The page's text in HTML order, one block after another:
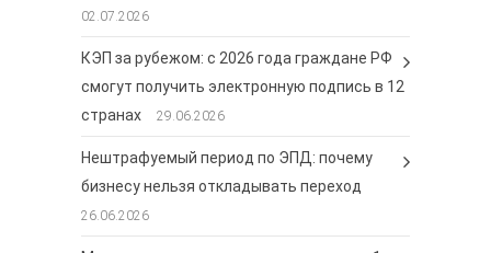
02.07.2026
КЭП за рубежом: с 2026 года граждане РФ
смогут получить электронную подпись в 12
странах
29.06.2026
Нештрафуемый период по ЭПД: почему
бизнесу нельзя откладывать переход
26.06.2026